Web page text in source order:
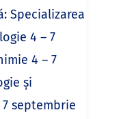
Specializarea
4 – 7
4 – 7
şi
septembrie